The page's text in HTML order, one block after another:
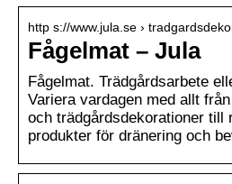
http s://www.jula.se ›
Fågelmat – Jula
Fågelmat. Trädgårdsarbete
Variera vardagen med allt
och trädgårdsdekorationer till
produkter för dränering och